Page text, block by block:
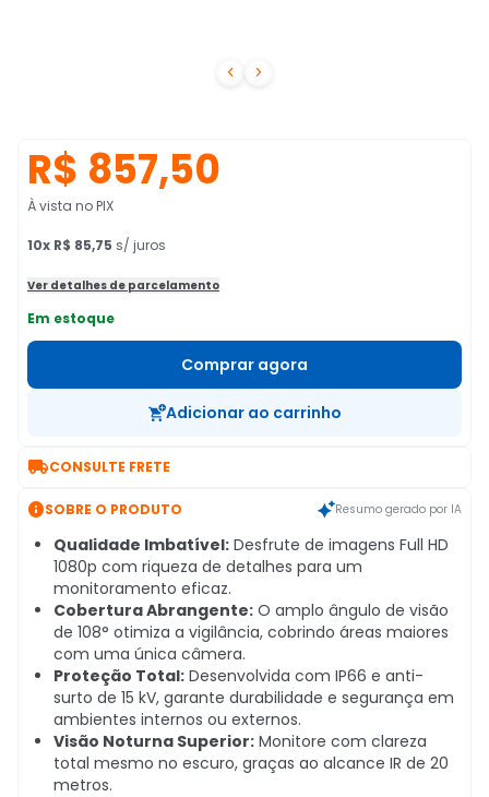
 
R$ 857,50
À vista no PIX
10x R$ 85,75 s/ juros
Ver detalhes de parcelamento
Em estoque
Comprar agora
Adicionar ao carrinho
CONSULTE FRETE
SOBRE O PRODUTO Resumo gerado por IA
Qualidade Imbatível: Desfrute de imagens Full HD
1080p com riqueza de detalhes para um
monitoramento eficaz.
Cobertura Abrangente: O amplo ângulo de visão
de 108° otimiza a vigilância, cobrindo áreas maiores
com uma única câmera.
Proteção Total: Desenvolvida com IP66 e anti-
surto de 15 kV, garante durabilidade e segurança em
ambientes internos ou externos.
Visão Noturna Superior: Monitore com clareza
total mesmo no escuro, graças ao alcance IR de 20
metros.